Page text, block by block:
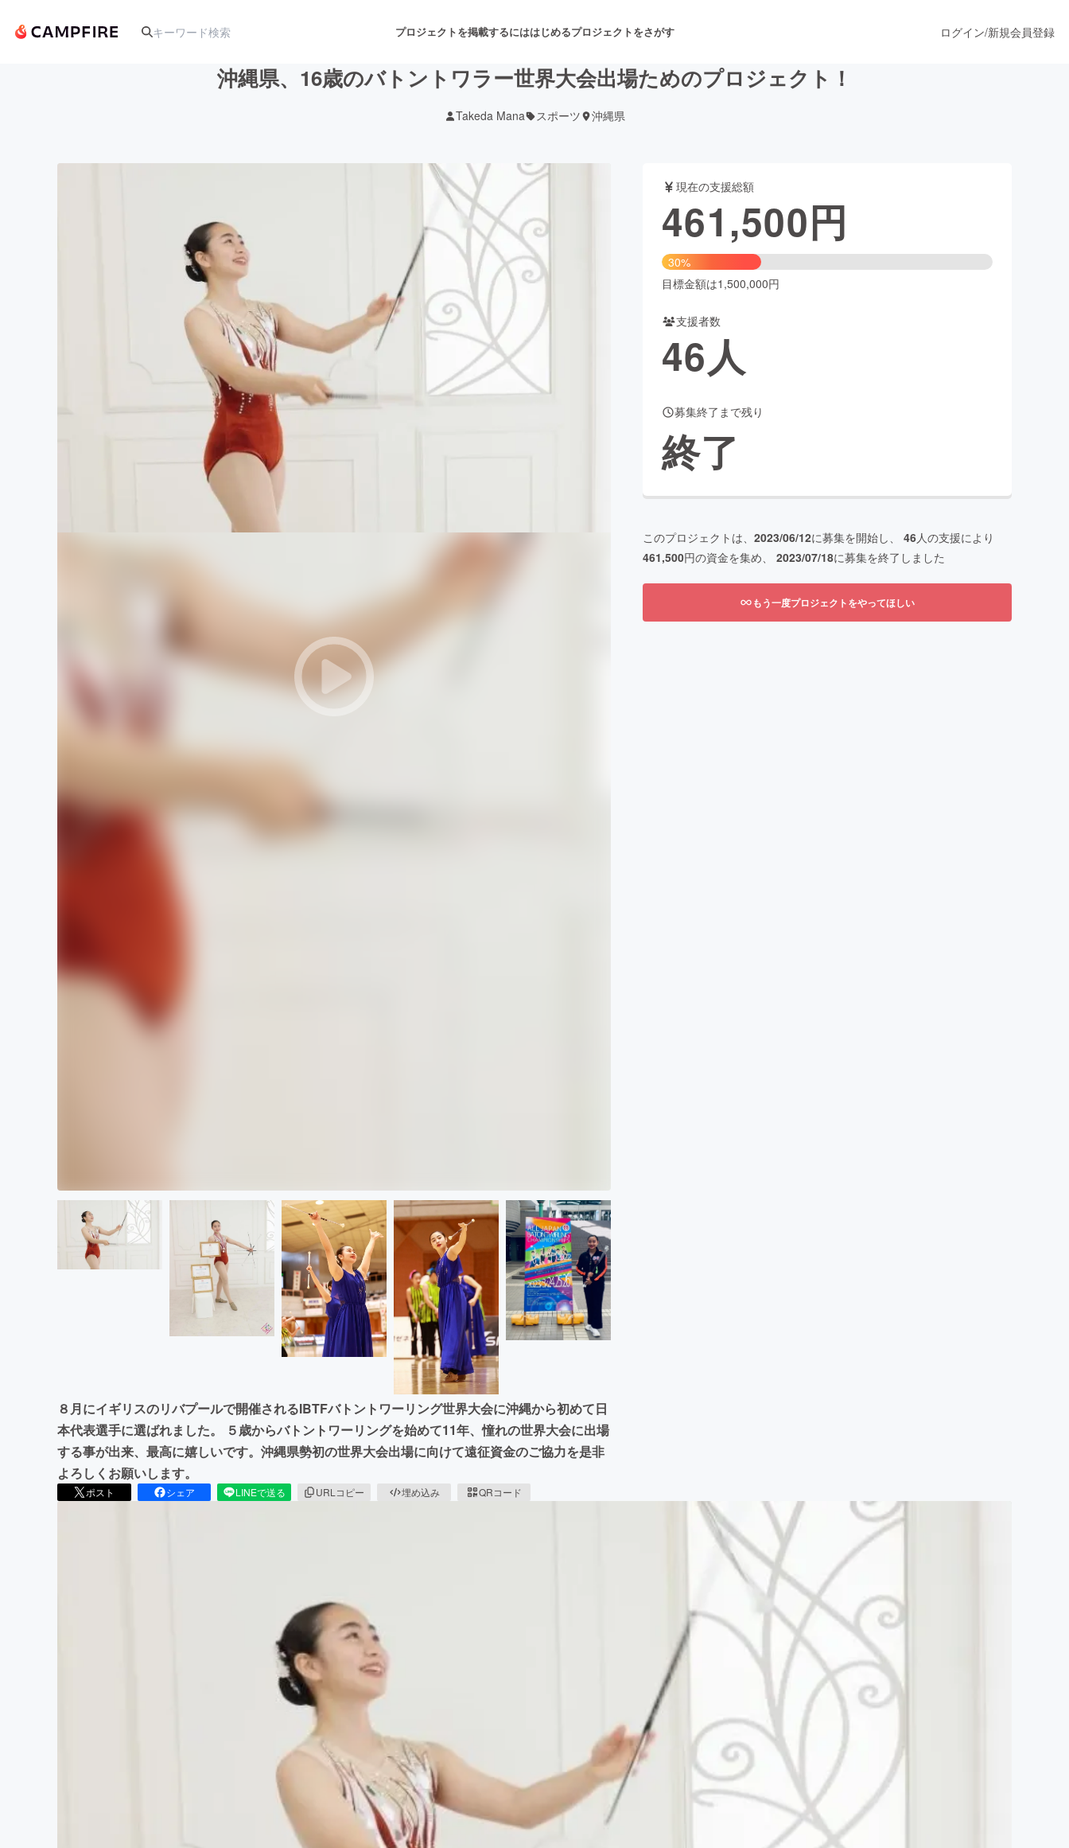
プロジェクトを掲載するにははじめるプロジェクトをさがす
舞台・パフォーマンス
テクノロジー・ガジェット ゲーム・サービス開発 ファッション
映像・映画 書籍・雑誌出版
ビジネス・起業 チャレンジ ビューティー・ヘルスケア
まちづくり・地域活性化
ログイン/新規会員登録
沖縄県、16歳のバトントワラー世界大会出場ためのプロジェクト！
Takeda Mana スポーツ 沖縄県
８月にイギリスのリバプールで開催されるIBTFバトントワーリング世界大会に沖縄から初めて日
本代表選手に選ばれました。 ５歳からバトントワーリングを始めて11年、憧れの世界大会に出場
する事が出来、最高に嬉しいです。沖縄県勢初の世界大会出場に向けて遠征資金のご協力を是非
よろしくお願いします。
ポスト シェア LINEで送る URLコピー 埋め込み QRコード
現在の支援総額
461,500円
30%
目標金額は1,500,000円
支援者数
46人
募集終了まで残り
終了
このプロジェクトは、 2023/06/12に募集を開始し、 46人の支援により
461,500円の資金を集め、 2023/07/18に募集を終了しました
もう一度プロジェクトをやってほしい